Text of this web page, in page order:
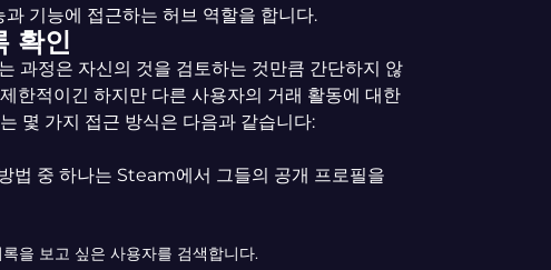
기능에 접근하는 허브 역할을 합니다.
확인
과정은 자신의 것을 검토하는 것만큼 간단하지 않
한적이긴 하지만 다른 사용자의 거래 활동에 대한
몇 가지 접근 방식은 다음과 같습니다:
법 중 하나는 Steam에서 그들의 공개 프로필을
을 보고 싶은 사용자를 검색합니다.